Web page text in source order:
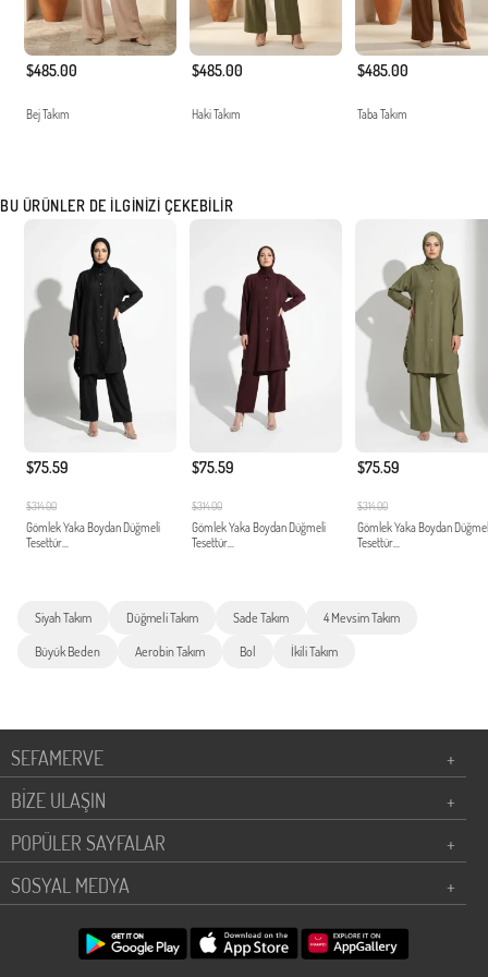
$485.00
Bej Takım
$485.00
Haki Takım
$485.00
Taba Takım
BU ÜRÜNLER DE İLGINIZI ÇEKEBILIR
$75.59
$314.00
Gömlek Yaka Boydan Düğmeli
Tesettür...
$75.59
$314.00
Gömlek Yaka Boydan Düğmeli
Tesettür...
$75.59
$314.00
Gömlek Yaka Boydan
Tesettür...
Siyah Takım Düğmeli Takım Sade Takım 4 Mevsim Takım
Büyük Beden Aerobin Takım Bol İkili Takım
SEFAMERVE
+
BİZE ULAŞIN
+
POPÜLER SAYFALAR
+
SOSYAL MEDYA
+